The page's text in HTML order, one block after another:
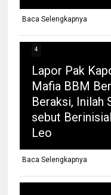
Baca Selengkapnya
4
Lapor Pak
Mafia BBM
Beraksi, Inilah
sebut
Leo
Baca Selengkapnya